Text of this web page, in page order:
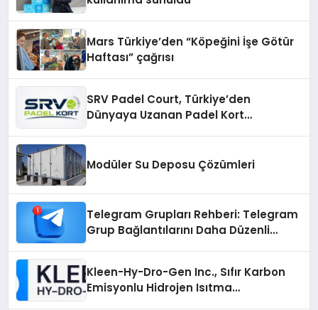
Mars Türkiye’den “Köpeğini İşe Götür
Haftası” çağrısı
SRV Padel Court, Türkiye’den
Dünyaya Uzanan Padel Kort
Modüler Su Deposu Çözümleri
Telegram Grupları Rehberi: Telegram
Grup Bağlantılarını Daha Düzenli
Kleen-Hy-Dro-Gen Inc., Sıfır Karbon
Emisyonlu Hidrojen Isıtma